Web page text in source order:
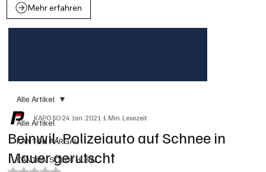
Mehr erfahren
Alle Artikel
KANTON AARGAU
KANTON SOLOTHURN
Alle Artikel
Beinwil: Polizeiauto auf Schnee in
Mauer gerutscht
KAPO SO24. Jan. 20211 Min. Lesezeit